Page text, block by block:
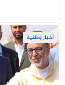
أخبار وطنية